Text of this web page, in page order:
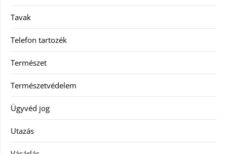
Tavak
Telefon tartozék
Természet
Természetvédelem
Ügyvéd jog
Utazás